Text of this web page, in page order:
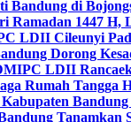
Bandung di
Ramadan 1447 H,
LDII Cileunyi
Dorong
PC LDII
Rumah Tangga
Tanamkan